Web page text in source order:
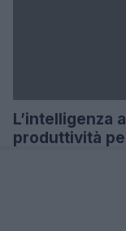
L’intelligenza
produttività